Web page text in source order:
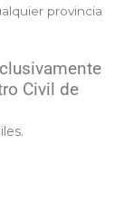
provincia
Civil de